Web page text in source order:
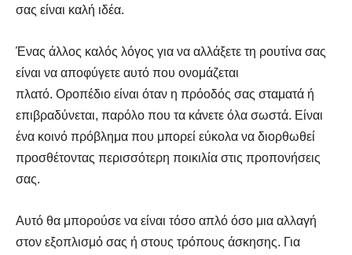
σας είναι καλή ιδέα.
Ένας άλλος καλός λόγος για να αλλάξετε τη ρουτίνα σας
είναι να αποφύγετε αυτό που ονομάζεται
πλατό. Οροπέδιο είναι όταν η πρόοδός σας σταματά ή
επιβραδύνεται, παρόλο που τα κάνετε όλα σωστά. Είναι
ένα κοινό πρόβλημα που μπορεί εύκολα να διορθωθεί
προσθέτοντας περισσότερη ποικιλία στις προπονήσεις
σας.
Αυτό θα μπορούσε να είναι τόσο απλό όσο μια αλλαγή
στον εξοπλισμό σας ή στους τρόπους άσκησης. Για